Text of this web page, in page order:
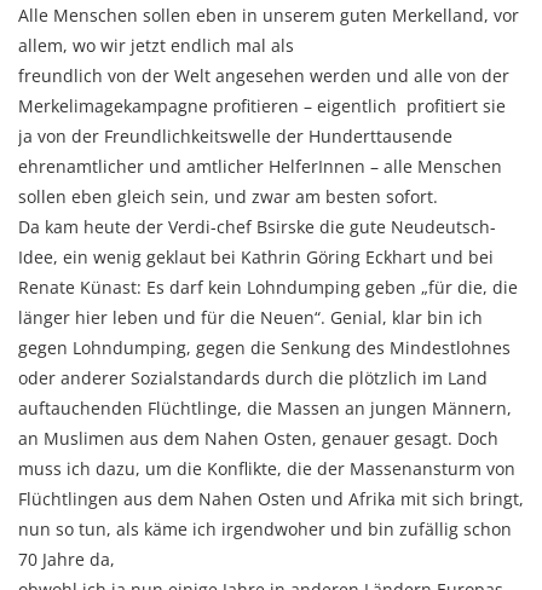
Alle Menschen sollen eben in unserem guten Merkelland, vor
allem, wo wir jetzt endlich mal als
freundlich von der Welt angesehen werden und alle von der
Merkelimagekampagne profitieren – eigentlich profitiert sie
ja von der Freundlichkeitswelle der Hunderttausende
ehrenamtlicher und amtlicher HelferInnen – alle Menschen
sollen eben gleich sein, und zwar am besten sofort.
Da kam heute der Verdi-chef Bsirske die gute Neudeutsch-
Idee, ein wenig geklaut bei Kathrin Göring Eckhart und bei
Renate Künast: Es darf kein Lohndumping geben „für die, die
länger hier leben und für die Neuen“. Genial, klar bin ich
gegen Lohndumping, gegen die Senkung des Mindestlohnes
oder anderer Sozialstandards durch die plötzlich im Land
auftauchenden Flüchtlinge, die Massen an jungen Männern,
an Muslimen aus dem Nahen Osten, genauer gesagt. Doch
muss ich dazu, um die Konflikte, die der Massenansturm von
Flüchtlingen aus dem Nahen Osten und Afrika mit sich bringt,
nun so tun, als käme ich irgendwoher und bin zufällig schon
70 Jahre da,